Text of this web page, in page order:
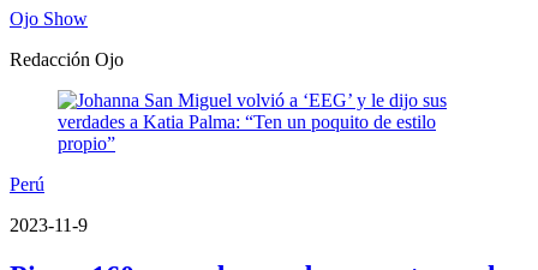
Ojo Show
Redacción Ojo
Perú
2023-11-9